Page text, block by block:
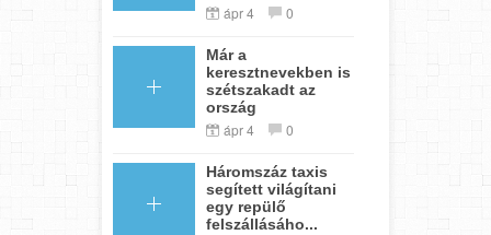
ápr 4 0
Már a
keresztnevekben is
szétszakadt az
ország
ápr 4 0
Háromszáz taxis
segített világítani
egy repülő
felszállásáho...